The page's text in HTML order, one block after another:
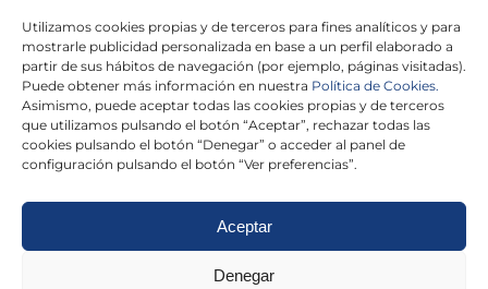
Utilizamos cookies propias y de terceros para fines analíticos y para
mostrarle publicidad personalizada en base a un perfil elaborado a
partir de sus hábitos de navegación (por ejemplo, páginas visitadas).
Puede obtener más información en nuestra Política de Cookies.
Asimismo, puede aceptar todas las cookies propias y de terceros
que utilizamos pulsando el botón “Aceptar”, rechazar todas las
cookies pulsando el botón “Denegar” o acceder al panel de
configuración pulsando el botón “Ver preferencias”.
Aceptar
Denegar
He leído y acepto laPolítica de Privacidad
Politica de cookies|Aviso Legal